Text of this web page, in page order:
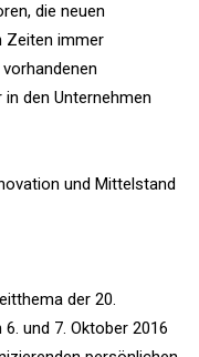
die neuen
Zeiten immer
den Unternehmen
und Mittelstand
der 20.
und 7. Oktober 2016